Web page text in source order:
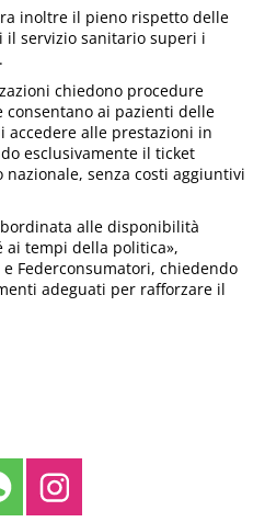
inoltre il pieno rispetto delle
il servizio sanitario superi i
chiedono procedure
consentano ai pazienti delle
accedere alle prestazioni in
esclusivamente il ticket
senza costi aggiuntivi
alle disponibilità
ai tempi della politica»,
e Federconsumatori, chiedendo
adeguati per rafforzare il